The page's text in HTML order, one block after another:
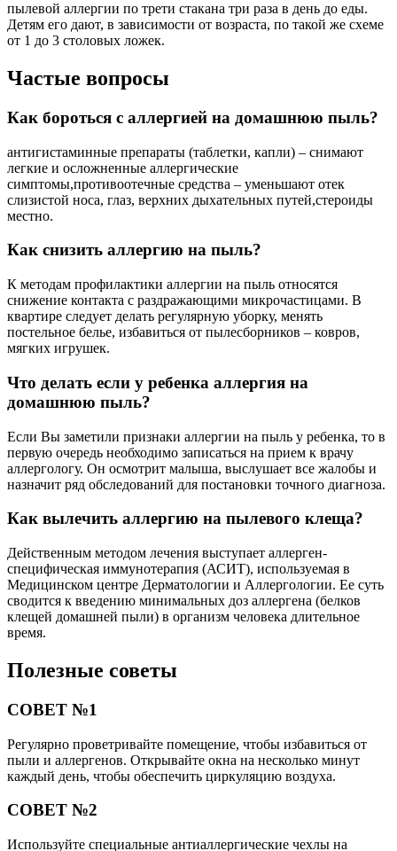
пылевой аллергии по трети стакана три раза в день до еды.
Детям его дают, в зависимости от возраста, по такой же схеме
от 1 до 3 столовых ложек.
Частые вопросы
Как бороться с аллергией на домашнюю пыль?
антигистаминные препараты (таблетки, капли) – снимают
легкие и осложненные аллергические
симптомы,противоотечные средства – уменьшают отек
слизистой носа, глаз, верхних дыхательных путей,стероиды
местно.
Как снизить аллергию на пыль?
К методам профилактики аллергии на пыль относятся
снижение контакта с раздражающими микрочастицами. В
квартире следует делать регулярную уборку, менять
постельное белье, избавиться от пылесборников – ковров,
мягких игрушек.
Что делать если у ребенка аллергия на
домашнюю пыль?
Если Вы заметили признаки аллергии на пыль у ребенка, то в
первую очередь необходимо записаться на прием к врачу
аллергологу. Он осмотрит малыша, выслушает все жалобы и
назначит ряд обследований для постановки точного диагноза.
Как вылечить аллергию на пылевого клеща?
Действенным методом лечения выступает аллерген-
специфическая иммунотерапия (АСИТ), используемая в
Медицинском центре Дерматологии и Аллергологии. Ее суть
сводится к введению минимальных доз аллергена (белков
клещей домашней пыли) в организм человека длительное
время.
Полезные советы
СОВЕТ №1
Регулярно проветривайте помещение, чтобы избавиться от
пыли и аллергенов. Открывайте окна на несколько минут
каждый день, чтобы обеспечить циркуляцию воздуха.
СОВЕТ №2
Используйте специальные антиаллергические чехлы на